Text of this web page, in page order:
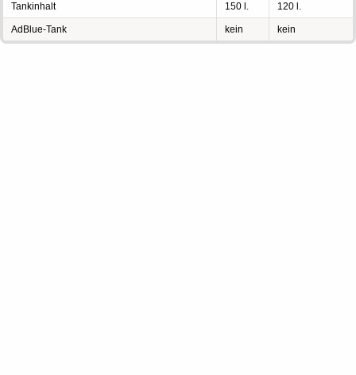
Tankinhalt 150 l. 120 l.
AdBlue-Tank kein kein